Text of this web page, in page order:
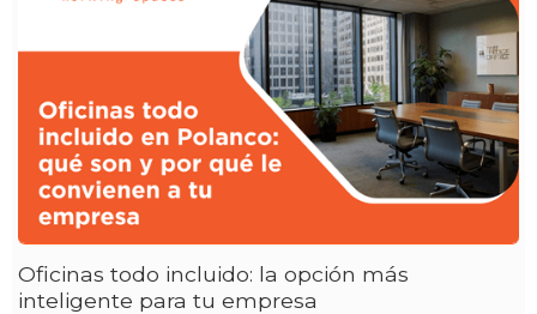
Oficinas todo incluido: la opción más
inteligente para tu empresa